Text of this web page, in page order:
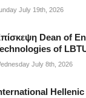
July 19th, 2026
Dean of
of
July 8th, 2026